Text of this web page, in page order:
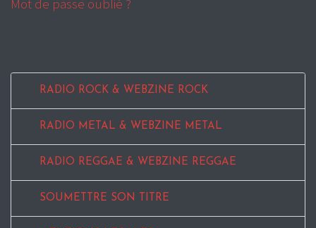
Mot de passe oublié ?
RADIO ROCK & WEBZINE ROCK
RADIO METAL & WEBZINE METAL
RADIO REGGAE & WEBZINE REGGAE
SOUMETTRE SON TITRE